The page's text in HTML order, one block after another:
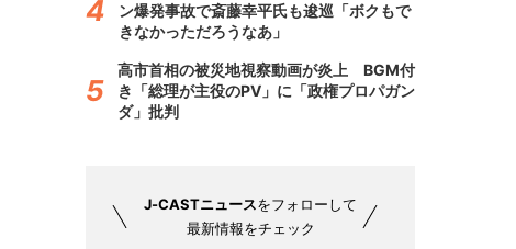
ン爆発事故で斎藤幸平氏も逡巡「ボクもで
きなかっただろうなあ」
高市首相の被災地視察動画が炎上 BGM付
き「総理が主役のPV」に「政権プロパガン
ダ」批判
J-CASTニュースをフォローして
最新情報をチェック